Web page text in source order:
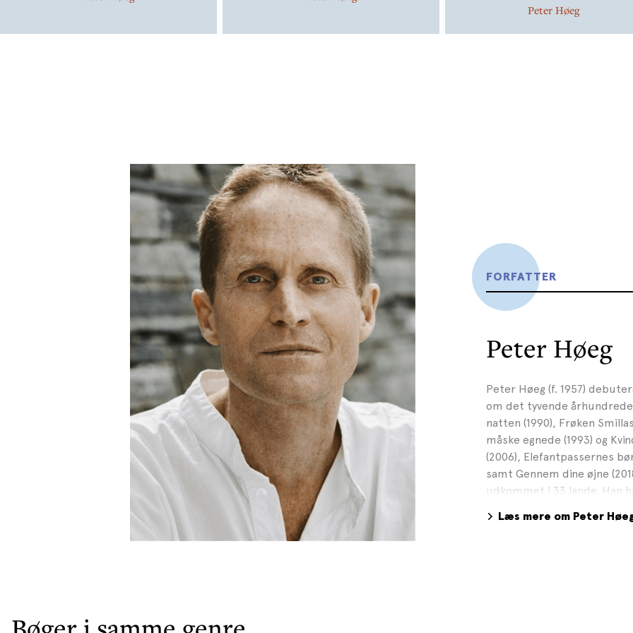
Peter Høeg
FORFATTER
Peter Høeg
Peter Høeg (f. 1957)
om det tyvende
natten (1990), Frøken
måske egnede (1993) og
(2006), Elefantpassernes
samt Gennem dine øjne
udkommet i 33 lande. Han
undervist i forskellige
Læs mere om Peter